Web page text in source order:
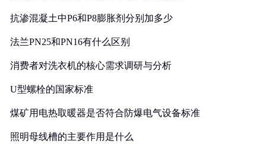
抗渗混凝土中P6和P8膨胀剂分别加多少
法兰PN25和PN16有什么区别
消费者对洗衣机的核心需求调研与分析
U型螺栓的国家标准
煤矿用电热取暖器是否符合防爆电气设备标准
照明母线槽的主要作用是什么